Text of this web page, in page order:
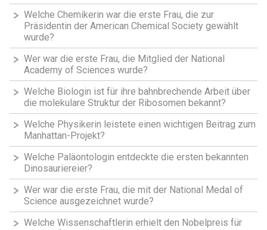
Welche Chemikerin war die erste Frau, die zur
Präsidentin der American Chemical Society gewählt
wurde?
Wer war die erste Frau, die Mitglied der National
Academy of Sciences wurde?
Welche Biologin ist für ihre bahnbrechende Arbeit über
die molekulare Struktur der Ribosomen bekannt?
Welche Physikerin leistete einen wichtigen Beitrag zum
Manhattan-Projekt?
Welche Paläontologin entdeckte die ersten bekannten
Dinosauriereier?
Wer war die erste Frau, die mit der National Medal of
Science ausgezeichnet wurde?
Welche Wissenschaftlerin erhielt den Nobelpreis für